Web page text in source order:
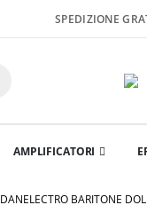
SPEDIZIONE
AMPLIFICATORI
DANELECTRO BARITONE